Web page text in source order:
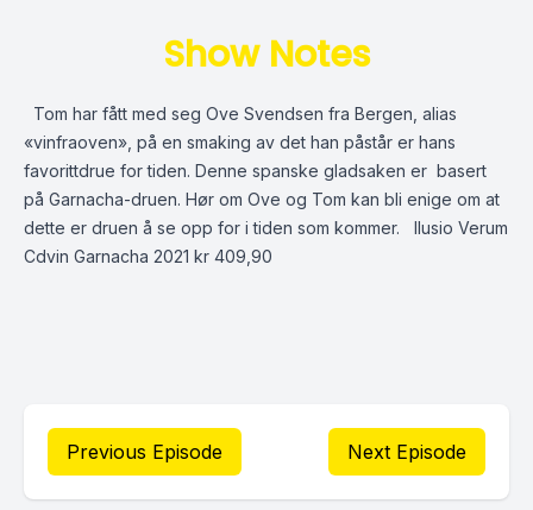
Show Notes
Tom har fått med seg Ove Svendsen fra Bergen, alias
«vinfraoven», på en smaking av det han påstår er hans
favorittdrue for tiden. Denne spanske gladsaken er basert
på Garnacha-druen. Hør om Ove og Tom kan bli enige om at
dette er druen å se opp for i tiden som kommer. Ilusio Verum
Cdvin Garnacha 2021 kr 409,90
Previous Episode Next Episode